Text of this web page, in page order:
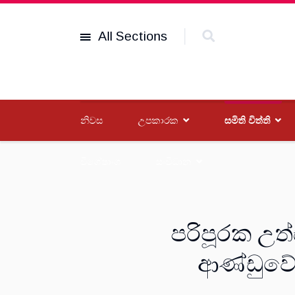
All Sections
නිවස උපකාරක සමිති විත්ති
පරිපූරක
ආණ්ඩුවේ